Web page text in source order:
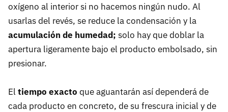
oxígeno al interior si no hacemos ningún nudo. Al
usarlas del revés, se reduce la condensación y la
acumulación de humedad; solo hay que doblar la
apertura ligeramente bajo el producto embolsado, sin
presionar.
El tiempo exacto que aguantarán así dependerá de
cada producto en concreto, de su frescura inicial y de